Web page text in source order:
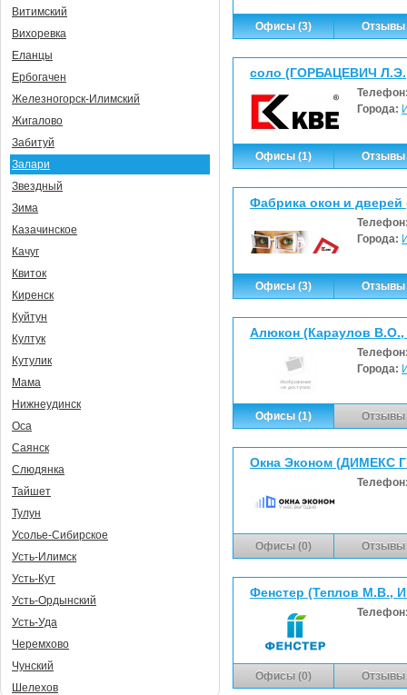
Офисы (3) Отзывы
соло (ГОРБАЦЕВИЧ
Города:
Офисы (1) Отзывы
Фабрика окон и
Города:
Офисы (3) Отзывы
Алюкон (Караулов
Города:
Офисы (1) Отзывы
Окна Эконом (ДИМЕКС
Офисы (0) Отзывы
Фенстер (Теплов М.В.,
Офисы (0) Отзывы
Витимский
Вихоревка
Еланцы
Ербогачен
Железногорск-Илимский
Жигалово
Забитуй
Залари
Звездный
Зима
Казачинское
Качуг
Квиток
Киренск
Куйтун
Култук
Кутулик
Мама
Нижнеудинск
Оса
Саянск
Слюдянка
Тайшет
Тулун
Усолье-Сибирское
Усть-Илимск
Усть-Кут
Усть-Ордынский
Усть-Уда
Черемхово
Чунский
Шелехов